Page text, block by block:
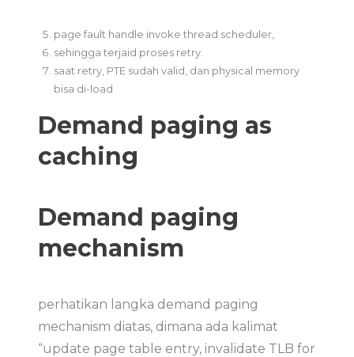
page fault handle invoke thread scheduler,
sehingga terjaid proses retry.
saat retry, PTE sudah valid, dan physical memory
bisa di-load
Demand paging as
caching
Demand paging
mechanism
perhatikan langka demand paging
mechanism diatas, dimana ada kalimat
“update page table entry, invalidate TLB for